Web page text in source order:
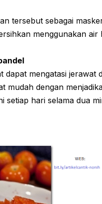
tersebut sebagai
menggunakan air
dapat mengatasi jerawat
mudah dengan
setiap hari selama dua